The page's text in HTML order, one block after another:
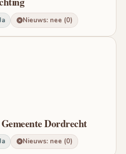
Nieuws: nee (0)
Dordrecht
Nieuws: nee (0)